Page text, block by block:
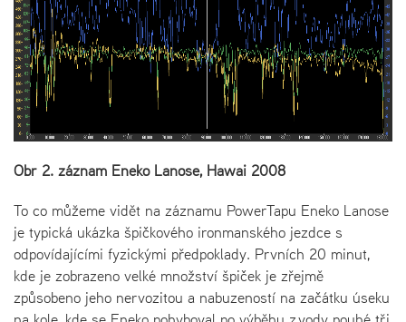
Obr 2. záznam Eneko Lanose, Hawai 2008
To co můžeme vidět na záznamu PowerTapu Eneko Lanose
je typická ukázka špičkového ironmanského jezdce s
odpovídajícími fyzickými předpoklady. Prvních 20 minut,
kde je zobrazeno velké množství špiček je zřejmě
způsobeno jeho nervozitou a nabuzeností na začátku úseku